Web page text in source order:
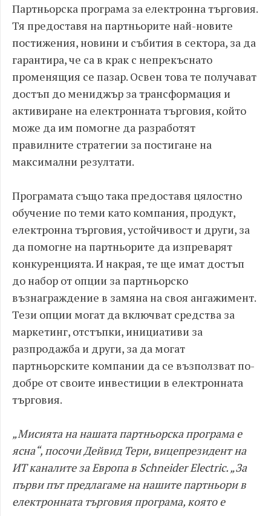
Партньорска програма за електронна търговия.
Тя предоставя на партньорите най-новите
постижения, новини и събития в сектора, за да
гарантира, че са в крак с непрекъснато
променящия се пазар. Освен това те получават
достъп до мениджър за трансформация и
активиране на електронната търговия, който
може да им помогне да разработят
правилните стратегии за постигане на
максимални резултати.
Програмата също така предоставя цялостно
обучение по теми като компания, продукт,
електронна търговия, устойчивост и други, за
да помогне на партньорите да изпреварят
конкуренцията. И накрая, те ще имат достъп
до набор от опции за партньорско
възнаграждение в замяна на своя ангажимент.
Тези опции могат да включват средства за
маркетинг, отстъпки, инициативи за
разпродажба и други, за да могат
партньорските компании да се възползват по-
добре от своите инвестиции в електронната
търговия.
„Мисията на нашата партньорска програма е
ясна“, посочи Дейвид Тери, вицепрезидент на
ИТ каналите за Европа в Schneider Electric. „За
първи път предлагаме на нашите партньори в
електронната търговия програма, която е